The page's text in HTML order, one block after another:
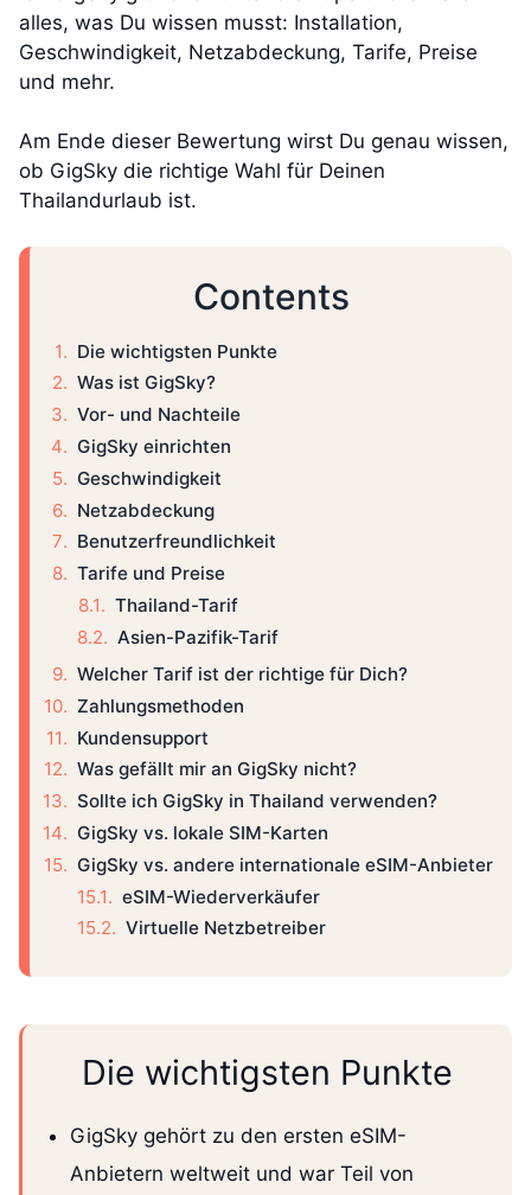
alles, was Du wissen musst: Installation,
Geschwindigkeit, Netzabdeckung, Tarife, Preise
und mehr.
Am Ende dieser Bewertung wirst Du genau wissen,
ob GigSky die richtige Wahl für Deinen
Thailandurlaub ist.
Contents
Die wichtigsten Punkte
Was ist GigSky?
Vor- und Nachteile
GigSky einrichten
Geschwindigkeit
Netzabdeckung
Benutzerfreundlichkeit
Tarife und Preise
Thailand-Tarif
Asien-Pazifik-Tarif
Welcher Tarif ist der richtige für Dich?
Zahlungsmethoden
Kundensupport
Was gefällt mir an GigSky nicht?
Sollte ich GigSky in Thailand verwenden?
GigSky vs. lokale SIM-Karten
GigSky vs. andere internationale eSIM-Anbieter
eSIM-Wiederverkäufer
Virtuelle Netzbetreiber
Die wichtigsten Punkte
GigSky gehört zu den ersten eSIM-
Anbietern weltweit und war Teil von